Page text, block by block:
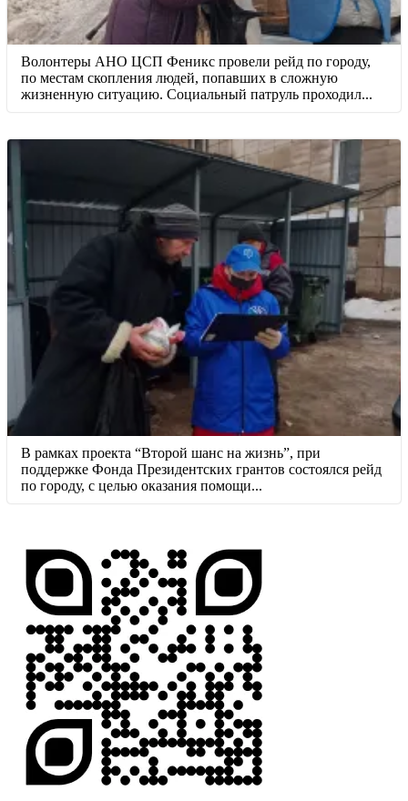
Волонтеры АНО ЦСП Феникс провели рейд по городу,
по местам скопления людей, попавших в сложную
жизненную ситуацию. Социальный патруль проходил...
В рамках проекта “Второй шанс на жизнь”, при
поддержке Фонда Президентских грантов состоялся рейд
по городу, с целью оказания помощи...